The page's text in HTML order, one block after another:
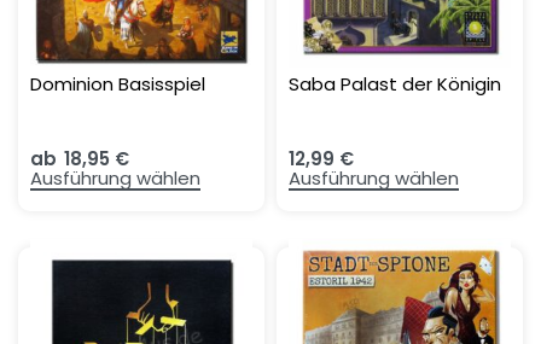
Dominion Basisspiel
ab 18,95 €
Ausführung wählen
Saba Palast der Königin
12,99 €
Ausführung wählen